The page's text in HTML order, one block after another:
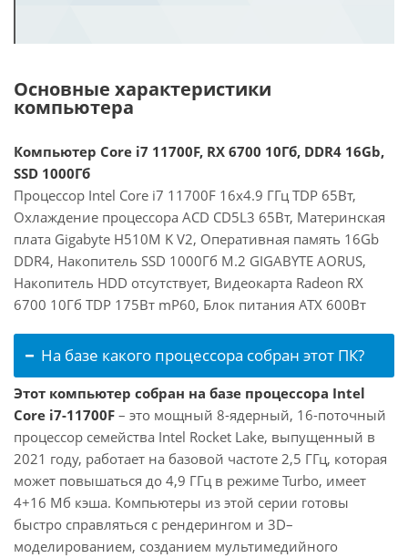
Основные характеристики
компьютера
Компьютер Core i7 11700F, RX 6700 10Гб, DDR4 16Gb,
SSD 1000Гб
Процессор Intel Core i7 11700F 16x4.9 ГГц TDP 65Вт,
Охлаждение процессора ACD CD5L3 65Вт, Материнская
плата Gigabyte H510M K V2, Оперативная память 16Gb
DDR4, Накопитель SSD 1000Гб M.2 GIGABYTE AORUS,
Накопитель HDD отсутствует, Видеокарта Radeon RX
6700 10Гб TDP 175Вт mP60, Блок питания ATX 600Вт
На базе какого процессора собран этот ПК?
Этот компьютер собран на базе процессора Intel
Core i7-11700F – это мощный 8-ядерный, 16-поточный
процессор семейства Intel Rocket Lake, выпущенный в
2021 году, работает на базовой частоте 2,5 ГГц, которая
может повышаться до 4,9 ГГц в режиме Turbo, имеет
4+16 Мб кэша. Компьютеры из этой серии готовы
быстро справляться с рендерингом и 3D–
моделированием, созданием мультимедийного